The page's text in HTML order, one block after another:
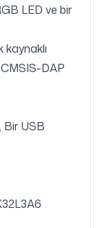
LED ve bir
kaynaklı
DAP
Bir USB